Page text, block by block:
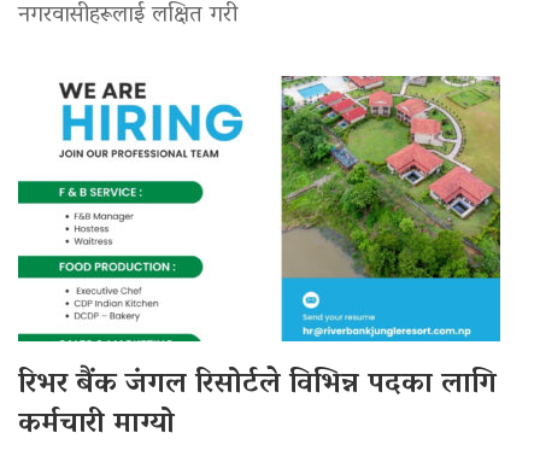
नगरवासीहरूलाई लक्षित गरी
रिभर बैंक जंगल रिसोर्टले विभिन्न पदका लागि
कर्मचारी माग्यो